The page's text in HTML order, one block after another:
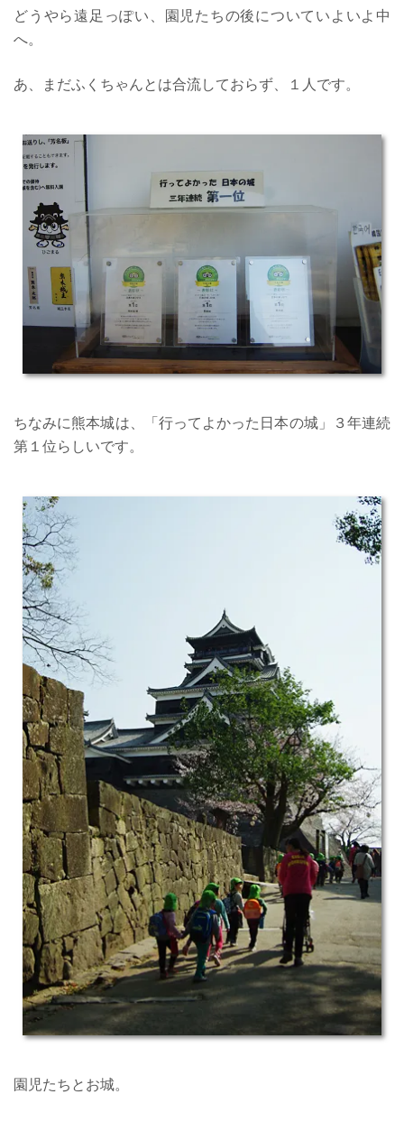
どうやら遠足っぽい、園児たちの後についていよいよ中
へ。
あ、まだふくちゃんとは合流しておらず、１人です。
ちなみに熊本城は、「行ってよかった日本の城」３年連続
第１位らしいです。
園児たちとお城。